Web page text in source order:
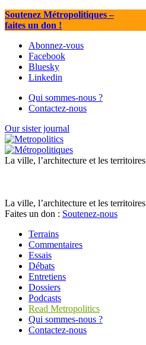
Soutenez Métropolitiques–
faites un don !
Abonnez-vous
Facebook
Bluesky
Linkedin
Qui sommes-nous ?
Contactez-nous
Our sister journal
La ville, l’architecture et les territoires
La ville, l’architecture et les territoires
Faites un don : Soutenez-nous
Terrains
Commentaires
Essais
Débats
Entretiens
Dossiers
Podcasts
Read Metropolitics
Qui sommes-nous ?
Contactez-nous